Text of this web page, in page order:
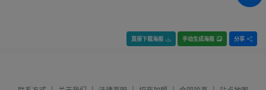
直接下载海报 手动生成海报 分享